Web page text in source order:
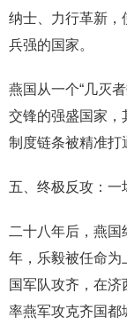
纳士、力行革新，
兵强的国家。
燕国从一个“几灭
交锋的强盛国家，
制度链条被精准打
五、终极反攻：
二十八年后，燕
年，乐毅被任命为
国军队攻齐，在
率燕军攻克齐国都